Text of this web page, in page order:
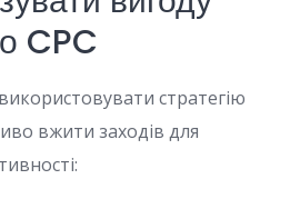
CPC
стратегію
вжити заходів для